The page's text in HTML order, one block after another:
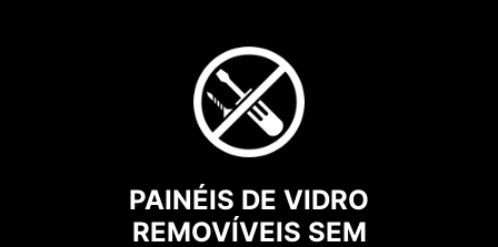
PAINÉIS DE VIDRO
REMOVÍVEIS SEM
1 Topo| Removível x 1
COMPATÍVEL COM PLACAS-MÃE
ATX E MICRO-ATX BACK-
CONNECT (LINHA PZ):
Diga não à poluição visual e passe os fios pela
parte traseira da placa, facilitando a instalação e